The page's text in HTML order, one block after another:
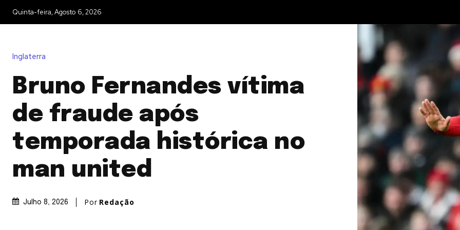
Quinta-feira, Agosto 6, 2026
Inglaterra
Bruno Fernandes vítima
de fraude após
temporada histórica no
man united
Julho 8, 2026 Por Redação